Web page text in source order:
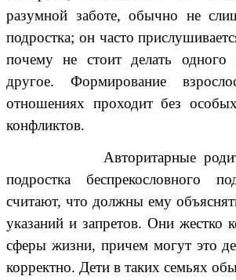
разумной заботе, обычно не
подростка; он часто
почему не стоит делать одного
другое. Формирование
отношениях проходит без
конфликтов.
Авторитарные
подростка беспрекословного
считают, что должны ему
указаний и запретов. Они жестко
сферы жизни, причем могут это
корректно. Дети в таких семьях